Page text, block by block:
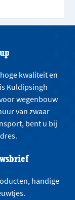
kwaliteit en
Kuldipsingh
wegenbouw
van zwaar
bent u bij
handige